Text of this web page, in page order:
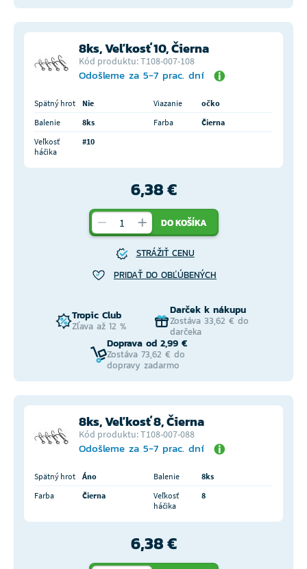
8ks, Veľkosť 10, Čierna
Kód produktu: T108-007-108
Odošleme za 5-7 prac. dní
Spätný hrot Nie Viazanie
očko
Balenie
8ks Farba
Čierna
Veľkosť
háčika
#10
6,38 €
DO KOŠÍKA
STRÁŽIŤ CENU
PRIDAŤ DO OBĽÚBENÝCH
Tropic Club
Zľava až 12 %
Darček k nákupu
Zostáva 33,62 € do
darčeka
Doprava od 2,99 €
Zostáva 73,62 € do
dopravy zadarmo
8ks, Veľkosť 8, Čierna
Kód produktu: T108-007-088
Odošleme za 5-7 prac. dní
Spätný hrot Áno Balenie
8ks
Farba
Čierna
Veľkosť
háčika
8
6,38 €